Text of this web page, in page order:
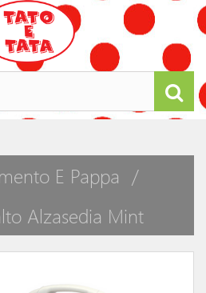
E Pappa
Alzasedia Mint